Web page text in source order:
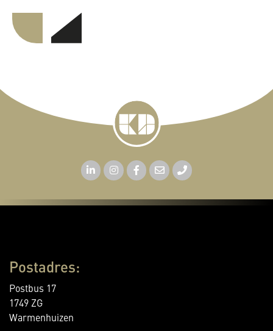
Postadres:
Postbus 17
1749 ZG
Warmenhuizen